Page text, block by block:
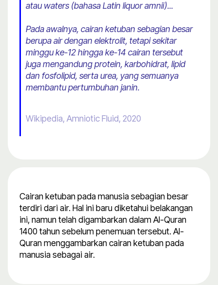
atau waters (bahasa Latin liquor amnii)...
Pada awalnya, cairan ketuban sebagian besar
berupa air dengan elektrolit, tetapi sekitar
minggu ke-12 hingga ke-14 cairan tersebut
juga mengandung protein, karbohidrat, lipid
dan fosfolipid, serta urea, yang semuanya
membantu pertumbuhan janin.
Wikipedia, Amniotic Fluid, 2020
Cairan ketuban pada manusia sebagian besar
terdiri dari air. Hal ini baru diketahui belakangan
ini, namun telah digambarkan dalam Al-Quran
1400 tahun sebelum penemuan tersebut. Al-
Quran menggambarkan cairan ketuban pada
manusia sebagai air.